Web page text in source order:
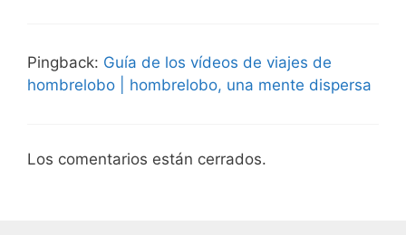
Pingback: Guía de los vídeos de viajes de
hombrelobo | hombrelobo, una mente dispersa
Los comentarios están cerrados.